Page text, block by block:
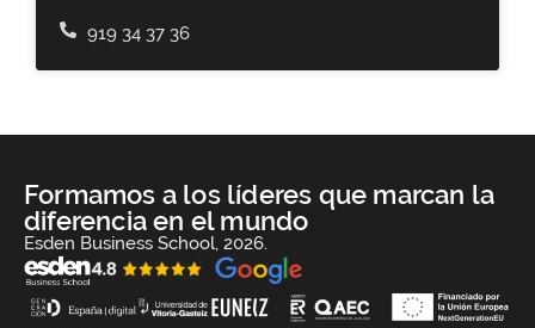
919 34 37 36
Formamos a los líderes que marcan la
diferencia en el mundo
Esden Business School, 2026.